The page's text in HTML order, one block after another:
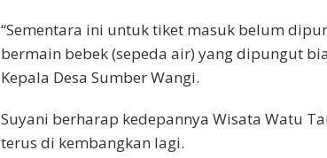
“Sementara ini untuk tiket masuk belum
bermain bebek (sepeda air) yang dipungut
Kepala Desa Sumber Wangi.
Suyani berharap kedepannya Wisata Watu
terus di kembangkan lagi.